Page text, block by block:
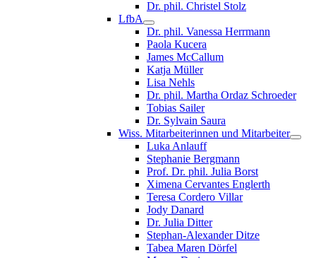
Dr. phil. Christel Stolz
LfbA
Dr. phil. Vanessa Herrmann
Paola Kucera
James McCallum
Katja Müller
Lisa Nehls
Dr. phil. Martha Ordaz Schroeder
Tobias Sailer
Dr. Sylvain Saura
Wiss. Mitarbeiterinnen und Mitarbeiter
Luka Anlauff
Stephanie Bergmann
Prof. Dr. phil. Julia Borst
Ximena Cervantes Englerth
Teresa Cordero Villar
Jody Danard
Dr. Julia Ditter
Stephan-Alexander Ditze
Tabea Maren Dörfel